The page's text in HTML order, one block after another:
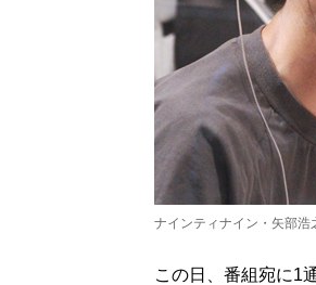
ナインティナイン・矢部浩
この日、番組宛に1